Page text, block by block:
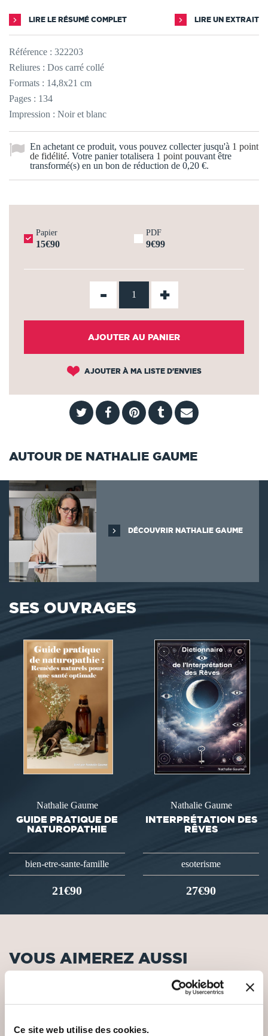
Ce site web utilise des cookies.
LIRE LE RÉSUMÉ COMPLET LIRE UN EXTRAIT
Référence : 322203
Reliures : Dos carré collé
Formats : 14,8x21 cm
Pages : 134
Impression : Noir et blanc
En achetant ce produit, vous pouvez collecter jusqu'à 1 point
de fidélité. Votre panier totalisera 1 point pouvant être
transformé(s) en un bon de réduction de 0,20 €.
Papier
15€90
PDF
9€99
- +
AJOUTER AU PANIER
AJOUTER À MA LISTE D'ENVIES
AUTOUR DE NATHALIE GAUME
DÉCOUVRIR NATHALIE GAUME
SES OUVRAGES
Nathalie Gaume
GUIDE PRATIQUE DE
NATUROPATHIE
bien-etre-sante-famille
21€90
Nathalie Gaume
INTERPRÉTATION DES
RÊVES
esoterisme
27€90
VOUS AIMEREZ AUSSI